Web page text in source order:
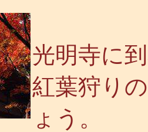
光明寺に
紅葉狩り
ょう。